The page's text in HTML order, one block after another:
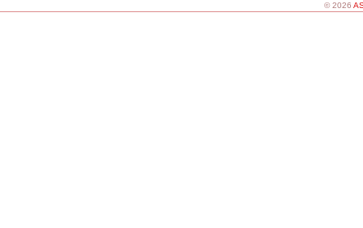
© 2026